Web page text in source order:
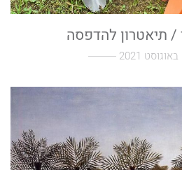
תיאטרון להדפסה